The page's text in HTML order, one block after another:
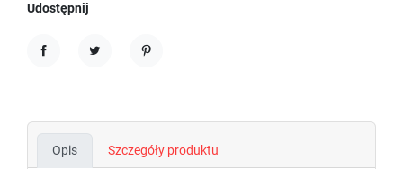
Udostępnij
Opis Szczegóły produktu